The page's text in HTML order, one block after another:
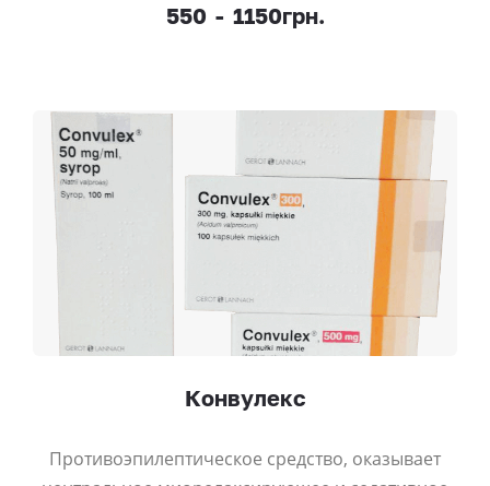
550 - 1150грн.
Конвулекс
Противоэпилептическое средство, оказывает